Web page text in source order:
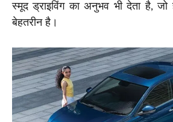
स्मूद ड्राइविंग का अनुभव भी देता है, जो
बेहतरीन है।